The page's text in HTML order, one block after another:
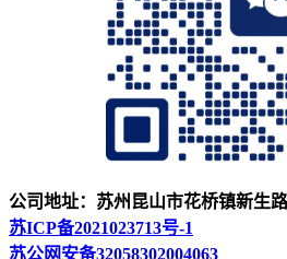
公司地址：苏州昆山市花桥镇新生
苏ICP备2021023713号-1
苏公网安备32058302004063